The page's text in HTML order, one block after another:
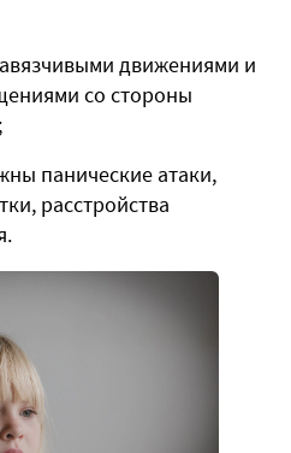
движениями и
со стороны
панические атаки,
расстройства